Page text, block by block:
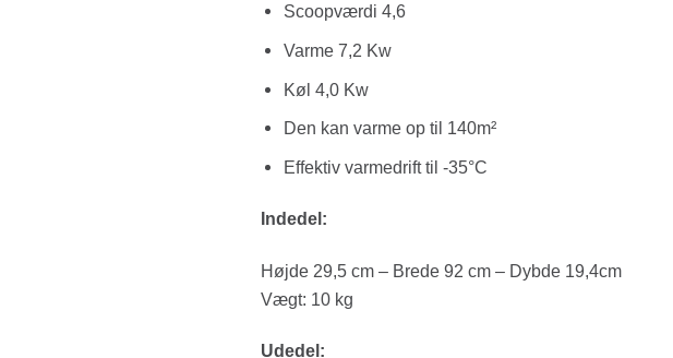
Scoopværdi 4,6
Varme 7,2 Kw
Køl 4,0 Kw
Den kan varme op til 140m²
Effektiv varmedrift til -35°C
Indedel:
Højde 29,5 cm – Brede 92 cm – Dybde 19,4cm
Vægt: 10 kg
Udedel: